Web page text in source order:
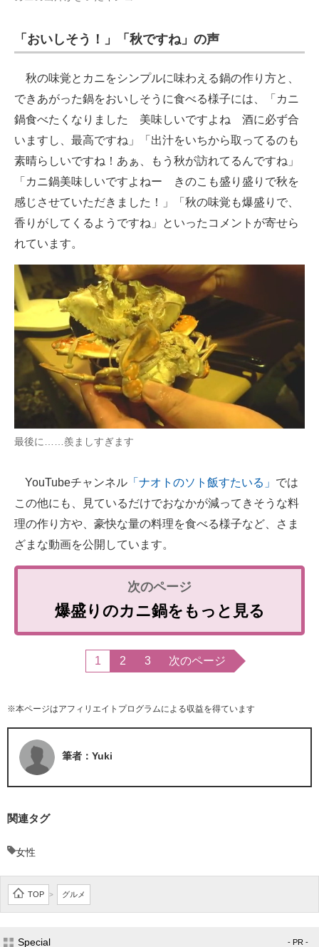
「おいしそう！」「秋ですね」の声
秋の味覚とカニをシンプルに味わえる鍋の作り方と、
できあがった鍋をおいしそうに食べる様子には、「カニ
鍋食べたくなりました 美味しいですよね 酒に必ず合
いますし、最高ですね」「出汁をいちから取ってるのも
素晴らしいですね！あぁ、もう秋が訪れてるんですね」
「カニ鍋美味しいですよねー きのこも盛り盛りで秋を
感じさせていただきました！」「秋の味覚も爆盛りで、
香りがしてくるようですね」といったコメントが寄せら
れています。
最後に……羨ましすぎます
YouTubeチャンネル 「ナオトのソト飯すたいる」 では
この他にも、見ているだけでおなかが減ってきそうな料
理の作り方や、豪快な量の料理を食べる様子など、さま
ざまな動画を公開しています。
爆盛りのカニ鍋をもっと見る
1 2 3 次のページ
※本ページはアフィリエイトプログラムによる収益を得ています
筆者：Yuki
関連タグ
女性
TOP > グルメ
Special - PR -